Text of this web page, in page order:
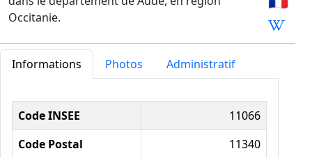
Occitanie.
Informations Photos Administratif
Informations administratives
Code INSEE
11066
Code Postal
11340